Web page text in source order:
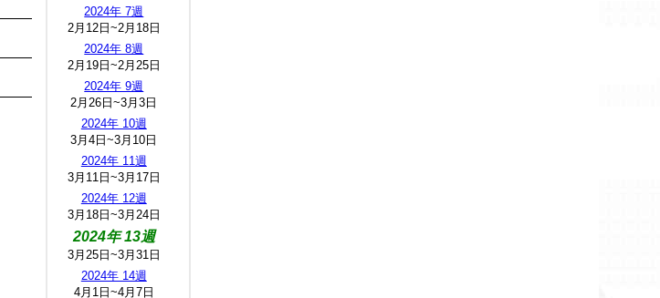
2024年 7週
2月12日~2月18日
2024年 8週
2月19日~2月25日
2024年 9週
2月26日~3月3日
2024年 10週
3月4日~3月10日
2024年 11週
3月11日~3月17日
2024年 12週
3月18日~3月24日
2024年 13週
3月25日~3月31日
2024年 14週
4月1日~4月7日